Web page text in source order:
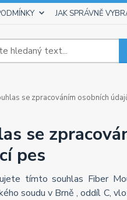
JAK SPRÁVNĚ
se zpracováním osobních
se
pes
tímto souhlas Fiber
soudu v Brně , oddíl C,